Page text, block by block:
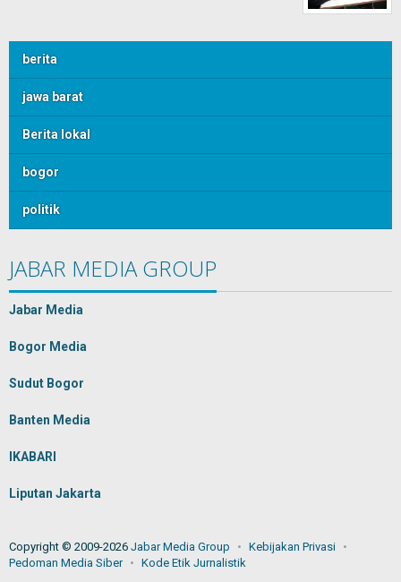
berita
jawa barat
Berita lokal
bogor
politik
JABAR MEDIA GROUP
Jabar Media
Bogor Media
Sudut Bogor
Banten Media
IKABARI
Liputan Jakarta
Copyright © 2009-2026 Jabar Media Group
Kebijakan Privasi
Pedoman Media Siber
Kode Etik Jurnalistik